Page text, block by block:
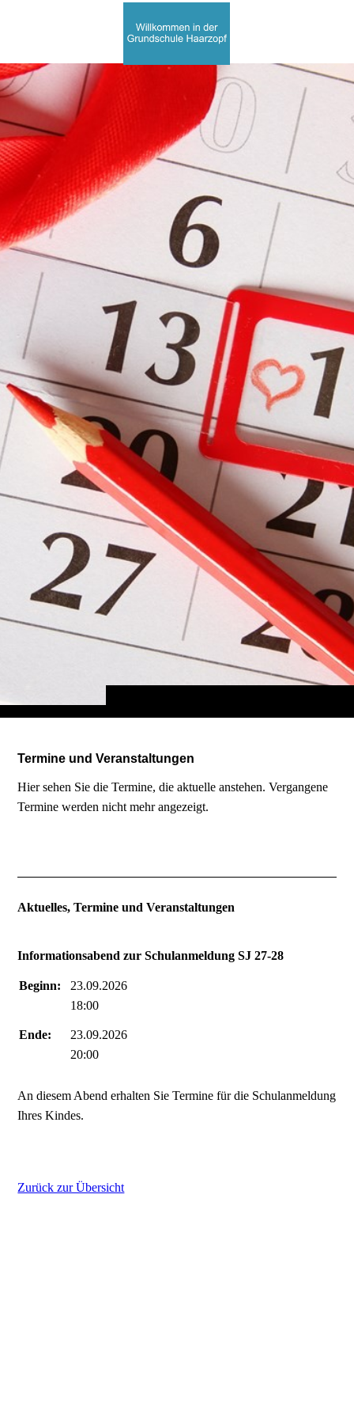
Termine und Veranstaltungen
Hier sehen Sie die Termine, die aktuelle anstehen. Vergangene
Termine werden nicht mehr angezeigt.
Aktuelles, Termine und Veranstaltungen
Informationsabend zur Schulanmeldung SJ 27-28
Beginn:
23.09.2026
18:00
Ende:
23.09.2026
20:00
An diesem Abend erhalten Sie Termine für die Schulanmeldung
Ihres Kindes.
Zurück zur Übersicht